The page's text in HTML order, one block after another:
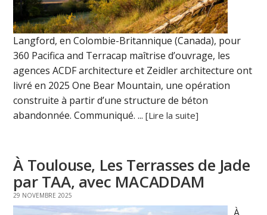
Langford, en Colombie-Britannique (Canada), pour
360 Pacifica and Terracap maîtrise d’ouvrage, les
agences ACDF architecture et Zeidler architecture ont
livré en 2025 One Bear Mountain, une opération
construite à partir d’une structure de béton
abandonnée. Communiqué. ...[Lire la suite]
À Toulouse, Les Terrasses de Jade
par TAA, avec MACADDAM
29 NOVEMBRE 2025